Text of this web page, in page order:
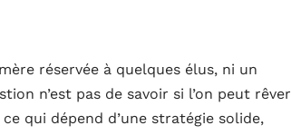
réservée à quelques élus, ni un
n’est pas de savoir si l’on peut rêver
qui dépend d’une stratégie solide,